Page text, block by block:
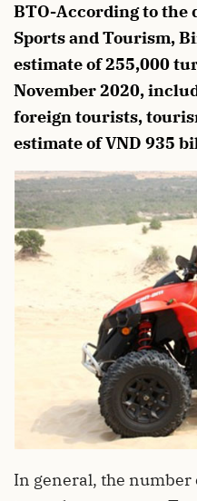
BTO-According to the
Sports and Tourism,
estimate of 255,000
November 2020,
foreign tourists,
estimate of VND 935
In general, the